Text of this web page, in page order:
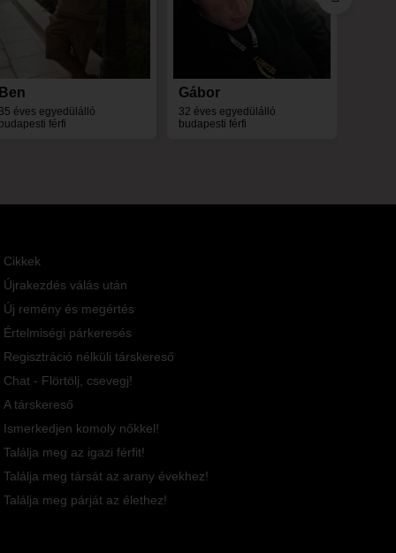
Ben
35 éves egyedülálló
budapesti férfi
Gábor
32 éves egyedülálló
budapesti férfi
Cikkek
Újrakezdés válás után
Új remény és megértés
Értelmiségi párkeresés
Regisztráció nélküli társkereső
Chat - Flörtölj, csevegj!
A társkereső
Ismerkedjen komoly nőkkel!
Találja meg az igazi férfit!
Találja meg társát az arany évekhez!
Találja meg párját az élethez!